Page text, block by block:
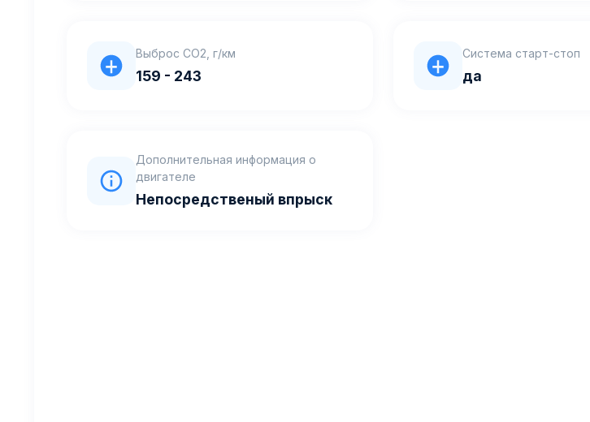
Выброс CO2, г/км
159 - 243
Система старт-стоп
да
Дополнительная информация о
двигателе
Непосредственый впрыск